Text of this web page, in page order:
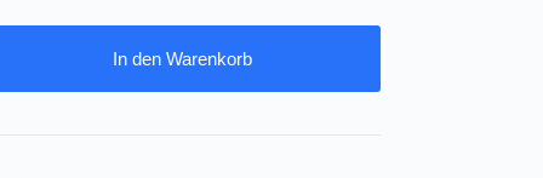
In den Warenkorb